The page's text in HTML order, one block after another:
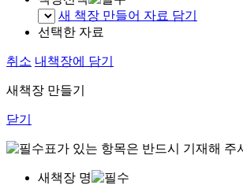
새 책장 만들어 자료 담기
선택한 자료
취소 내책장에 담기
새책장 만들기
닫기
표가 있는 항목은 반드시 기재해 주
새책장 명